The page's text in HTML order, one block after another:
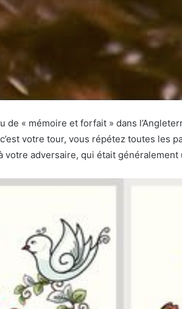
« mémoire et forfait » dans
votre tour, vous répétez toutes les
votre adversaire, qui était